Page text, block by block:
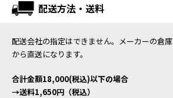
配送方法・送料
配送会社の指定はできません。メーカーの倉庫
から直送になります。
合計金額18,000(税込)以下の場合
→送料1,650円（税込）